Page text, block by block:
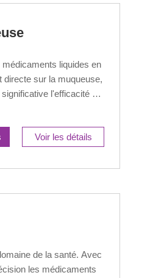
liquides en
directe sur la muqueuse,
l'efficacité du
Voir les détails
de la santé. Avec
les médicaments